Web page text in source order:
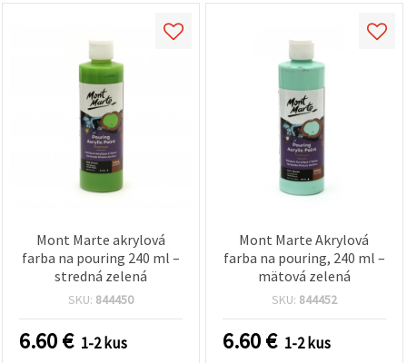
Mont Marte akrylová
farba na pouring 240 ml –
stredná zelená
SKU: 844450
6.60€ 1-2 kus
Mont Marte Akrylová
farba na pouring, 240 ml –
mätová zelená
SKU: 844452
6.60€ 1-2 kus